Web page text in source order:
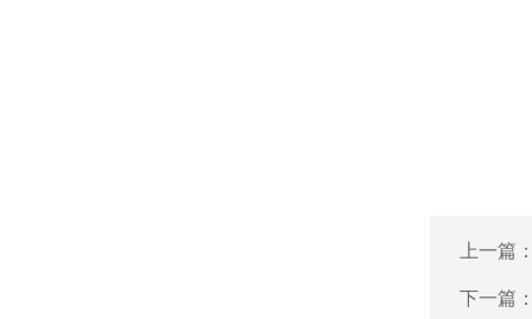
上一篇
下一篇